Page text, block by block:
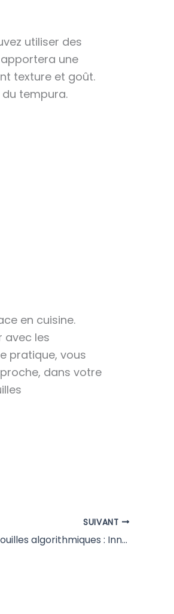
utiliser des
une
texture et goût.
tempura.
en cuisine.
avec les
pratique, vous
dans votre
SUIVANT
Analyse de la stratégie des citrouilles algorithmiques : Innovations et Défis dans le Marché Numérique